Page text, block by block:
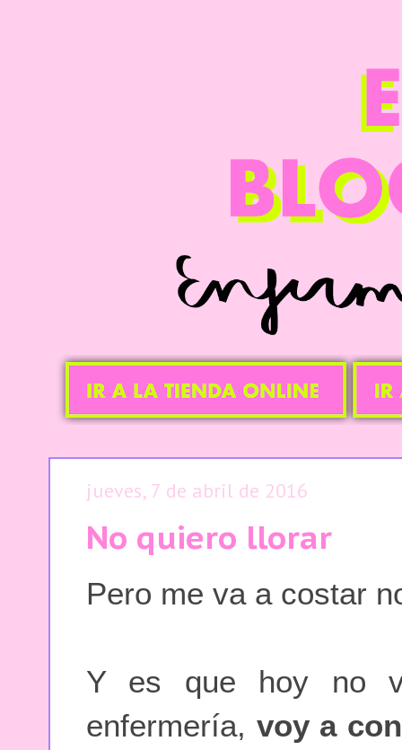
jueves, 7 de abril de 2016
No quiero llorar
Pero me va a costar
Y es que hoy no
enfermería, voy a